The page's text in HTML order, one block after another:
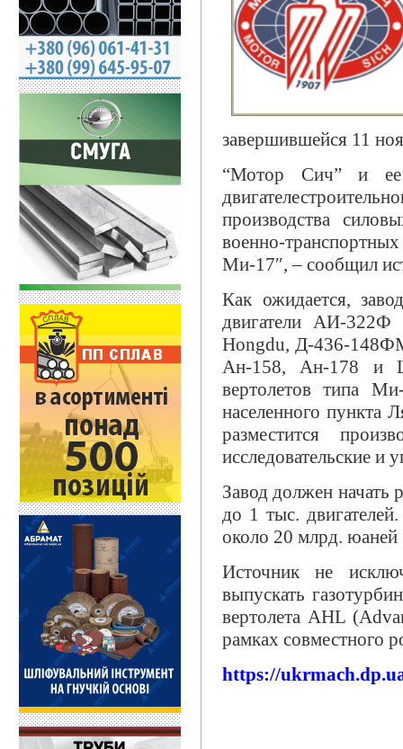
завершившейся 11
“Мотор Сич” и ее
производства
военно-
Ми-17″, – сообщил
Как ожидается,
двигатели АИ-322Ф
Hongdu, Д-436-
Ан-158, Ан-178 и
вертолетов типа
населенного пункта
разместится
исследовательские и
Завод должен начать
до 1 тыс.
около 20 млрд.
Источник не
выпускать
вертолета AHL
рамках совместного
https://